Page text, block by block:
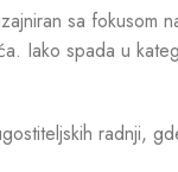
sa fokusom
Iako spada u
radnji,